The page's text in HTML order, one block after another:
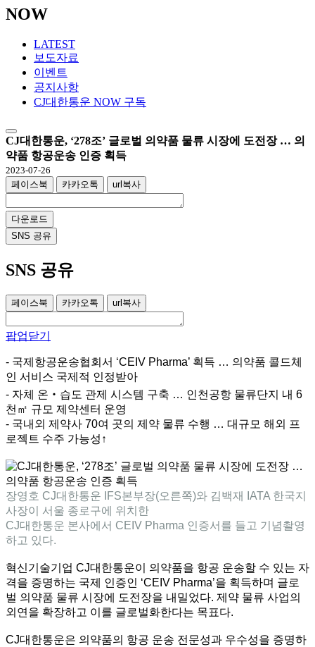
NOW
LATEST
보도자료
이벤트
공지사항
CJ대한통운 NOW 구독
CJ대한통운, ‘278조’ 글로벌 의약품 물류 시장에 도전장 … 의
약품 항공운송 인증 획득
2023-07-26
페이스북
카카오톡 url복사
다운로드
SNS 공유
SNS 공유
페이스북 카카오톡 url복사
팝업닫기
- 국제항공운송협회서 ‘CEIV Pharma’ 획득 … 의약품 콜드체
인 서비스 국제적 인정받아
- 자체 온‧습도 관제 시스템 구축 … 인천공항 물류단지 내 6
천㎡ 규모 제약센터 운영
- 국내외 제약사 70여 곳의 제약 물류 수행 … 대규모 해외 프
로젝트 수주 가능성↑
장영호 CJ대한통운 IFS본부장(오른쪽)와 김백재 IATA 한국지
사장이 서울 종로구에 위치한
CJ대한통운 본사에서 CEIV Pharma 인증서를 들고 기념촬영
하고 있다.
혁신기술기업 CJ대한통운이 의약품을 항공 운송할 수 있는 자
격을 증명하는 국제 인증인 ‘CEIV Pharma’을 획득하며 글로
벌 의약품 물류 시장에 도전장을 내밀었다. 제약 물류 사업의
외연을 확장하고 이를 글로벌화한다는 목표다.
CJ대한통운은 의약품의 항공 운송 전문성과 우수성을 증명하